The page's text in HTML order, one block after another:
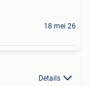
18 mei 26
Details